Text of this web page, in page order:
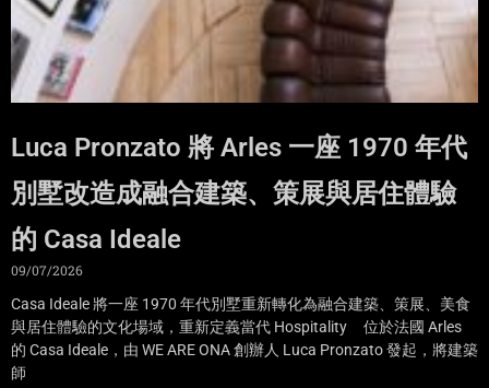
Luca Pronzato 將 Arles 一座 1970 年代
別墅改造成融合建築、策展與居住體驗
的 Casa Ideale
09/07/2026
Casa Ideale 將一座 1970 年代別墅重新轉化為融合建築、策展、美食
與居住體驗的文化場域，重新定義當代 Hospitality 位於法國 Arles
的 Casa Ideale，由 WE ARE ONA 創辦人 Luca Pronzato 發起，將建築
師